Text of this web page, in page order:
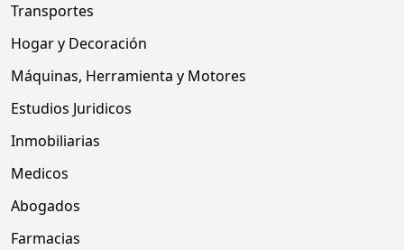
Transportes
Hogar y Decoración
Máquinas, Herramienta y Motores
Estudios Juridicos
Inmobiliarias
Medicos
Abogados
Farmacias